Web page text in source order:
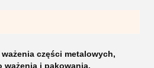
części metalowych,
ważenia i pakowania,